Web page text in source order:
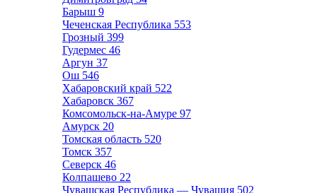
Барыш 9
Чеченская Республика 553
Грозный 399
Гудермес 46
Аргун 37
Ош 546
Хабаровский край 522
Хабаровск 367
Комсомольск-на-Амуре 97
Амурск 20
Томская область 520
Томск 357
Северск 46
Колпашево 22
Чувашская Республика — Чувашия 502